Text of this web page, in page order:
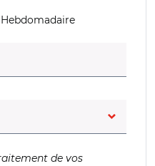
Hebdomadaire
obligatoire)
de vos